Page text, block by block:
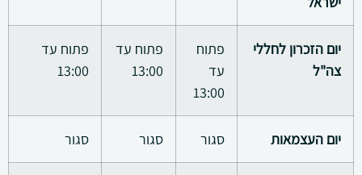
יום הזכרון לחללי
צה"ל
פתוח
עד
13:00
פתוח עד
13:00
פתוח עד
13:00
יום העצמאות סגור סגור סגור